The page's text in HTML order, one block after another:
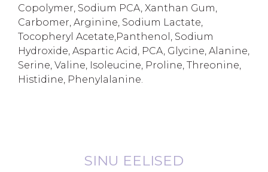
Copolymer, Sodium PCA, Xanthan Gum,
Carbomer, Arginine, Sodium Lactate,
Tocopheryl Acetate,Panthenol, Sodium
Hydroxide, Aspartic Acid, PCA, Glycine, Alanine,
Serine, Valine, Isoleucine, Proline, Threonine,
Histidine, Phenylalanine.
SINU EELISED